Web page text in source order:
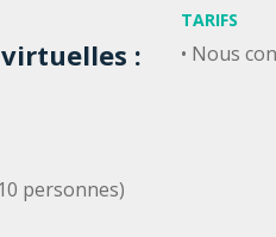
:
personnes)
TARIFS
• Nous